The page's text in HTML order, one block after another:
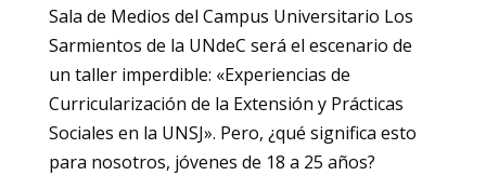
Sala de Medios del Campus Universitario Los
Sarmientos de la UNdeC será el escenario de
un taller imperdible: «Experiencias de
Curricularización de la Extensión y Prácticas
Sociales en la UNSJ». Pero, ¿qué significa esto
para nosotros, jóvenes de 18 a 25 años?